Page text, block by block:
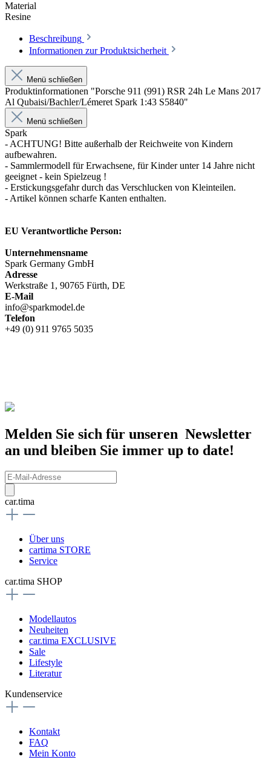
Material
Resine
Beschreibung
Informationen zur Produktsicherheit
Menü schließen
Produktinformationen "Porsche 911 (991) RSR 24h Le Mans 2017
Al Qubaisi/Bachler/Lémeret Spark 1:43 S5840"
Menü schließen
Spark
- ACHTUNG! Bitte außerhalb der Reichweite von Kindern
aufbewahren.
- Sammlermodell für Erwachsene, für Kinder unter 14 Jahre nicht
geeignet - kein Spielzeug !
- Erstickungsgefahr durch das Verschlucken von Kleinteilen.
- Artikel können scharfe Kanten enthalten.
EU Verantwortliche Person:
Unternehmensname
Spark Germany GmbH
Adresse
Werkstraße 1, 90765 Fürth, DE
E-Mail
info@sparkmodel.de
Telefon
+49 (0) 911 9765 5035
Melden Sie sich für unseren Newsletter
an und bleiben Sie immer up to date!
car.tima
Über uns
cartima STORE
Service
car.tima SHOP
Modellautos
Neuheiten
car.tima EXCLUSIVE
Sale
Lifestyle
Literatur
Kundenservice
Kontakt
FAQ
Mein Konto